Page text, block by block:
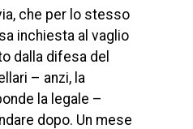
che per lo stesso
inchiesta al vaglio
dalla difesa del
– anzi, la
la legale –
dopo. Un mese